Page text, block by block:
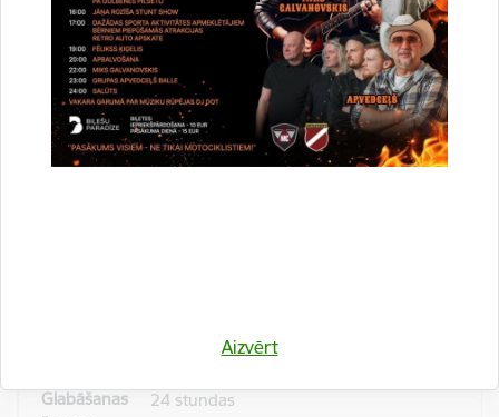
Aizvērt
pieprasījuma līmeni.
1 minūte
_gid
apmeklētājs izmanto vietni.
24 stundas